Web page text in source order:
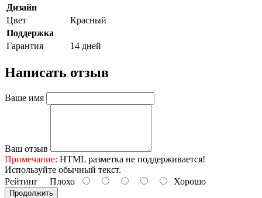
Дизайн
Цвет
Красный
Поддержка
Гарантия
14 дней
Написать отзыв
Ваше имя
Ваш отзыв
Примечание: HTML разметка не поддерживается!
Используйте обычный текст.
Рейтинг Плохо Хорошо
Продолжить